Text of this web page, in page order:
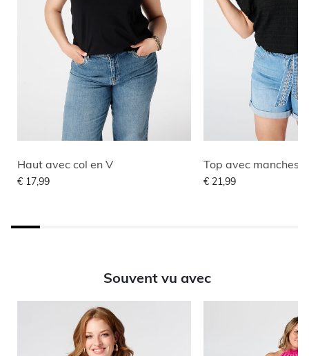
Haut avec col en V
€ 17,99
Top avec manches
€ 21,99
Souvent vu avec